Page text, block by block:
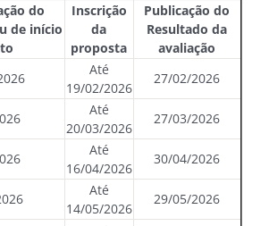
do
de início
Inscrição
da
proposta
Publicação do
Resultado da
avaliação
Até
19/02/2026
27/02/2026
Até
20/03/2026
27/03/2026
Até
16/04/2026
30/04/2026
Até
14/05/2026
29/05/2026